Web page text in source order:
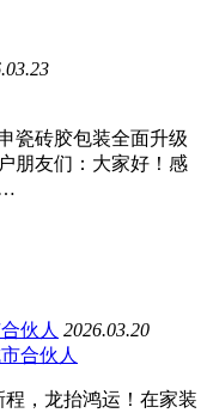
瓷砖胶包装全面升级
朋友们：大家好！感
伙人 2026.03.20
，龙抬鸿运！在家装